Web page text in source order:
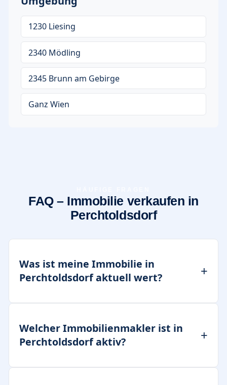
1230 Liesing
2340 Mödling
2345 Brunn am Gebirge
Ganz Wien
FAQ – Immobilie verkaufen in
Perchtoldsdorf
Was ist meine Immobilie in
Perchtoldsdorf aktuell wert?
Welcher Immobilienmakler ist in
Perchtoldsdorf aktiv?